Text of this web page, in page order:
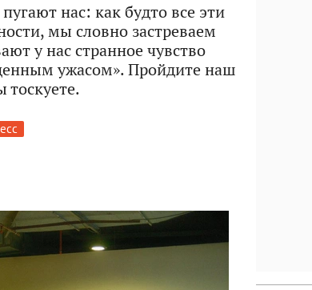
нас: как будто все эти
мы словно застреваем
у нас странное чувство
ужасом». Пройдите наш
тоскуете.